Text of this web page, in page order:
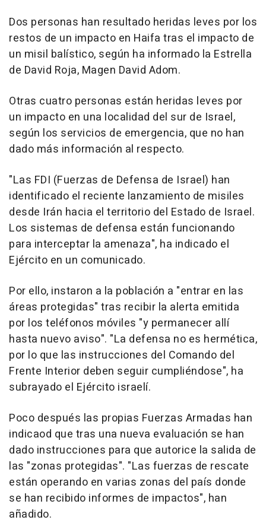
Dos personas han resultado heridas leves por los
restos de un impacto en Haifa tras el impacto de
un misil balístico, según ha informado la Estrella
de David Roja, Magen David Adom.
Otras cuatro personas están heridas leves por
un impacto en una localidad del sur de Israel,
según los servicios de emergencia, que no han
dado más información al respecto.
"Las FDI (Fuerzas de Defensa de Israel) han
identificado el reciente lanzamiento de misiles
desde Irán hacia el territorio del Estado de Israel.
Los sistemas de defensa están funcionando
para interceptar la amenaza", ha indicado el
Ejército en un comunicado.
Por ello, instaron a la población a "entrar en las
áreas protegidas" tras recibir la alerta emitida
por los teléfonos móviles "y permanecer allí
hasta nuevo aviso". "La defensa no es hermética,
por lo que las instrucciones del Comando del
Frente Interior deben seguir cumpliéndose", ha
subrayado el Ejército israelí.
Poco después las propias Fuerzas Armadas han
indicaod que tras una nueva evaluación se han
dado instrucciones para que autorice la salida de
las "zonas protegidas". "Las fuerzas de rescate
están operando en varias zonas del país donde
se han recibido informes de impactos", han
añadido.